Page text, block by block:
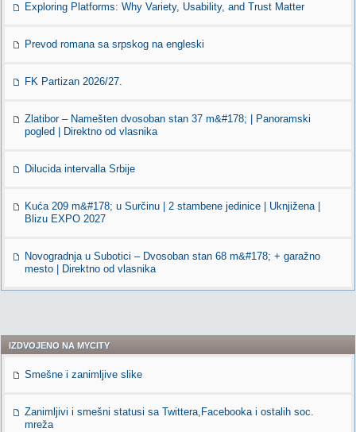
Exploring Platforms: Why Variety, Usability, and Trust Matter
Prevod romana sa srpskog na engleski
FK Partizan 2026/27.
Zlatibor – Namešten dvosoban stan 37 m&#178; | Panoramski
pogled | Direktno od vlasnika
Dilucida intervalla Srbije
Kuća 209 m&#178; u Surčinu | 2 stambene jedinice | Uknjižena |
Blizu EXPO 2027
Novogradnja u Subotici – Dvosoban stan 68 m&#178; + garažno
mesto | Direktno od vlasnika
IZDVOJENO NA MYCITY
Smešne i zanimljive slike
Zanimljivi i smešni statusi sa Twittera,Facebooka i ostalih soc.
mreža